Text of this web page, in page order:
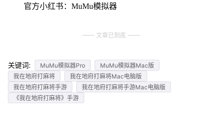
官方小红书：MuMu模拟器
文章已到底
关键词: MuMu模拟器Pro
MuMu模拟器Mac版
我在地府打麻将
我在地府打麻将Mac电脑版
我在地府打麻将手游
我在地府打麻将手游Mac电脑版
《我在地府打麻将》手游